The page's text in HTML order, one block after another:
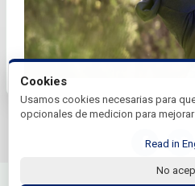
© 2026 Gira Golf Profesional
Cookies
Usamos cookies necesarias para
opcionales de medicion para
Read in
No